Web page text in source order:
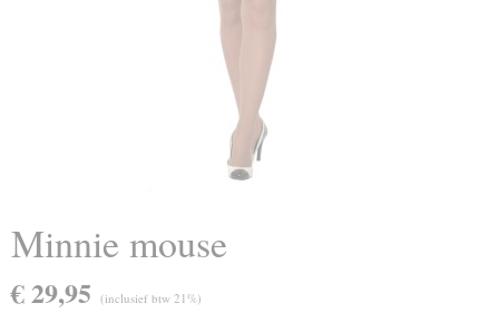
Minnie mouse
€ 29,95 (inclusief btw 21%)